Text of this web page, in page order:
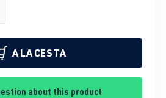
A LA CESTA
about this product